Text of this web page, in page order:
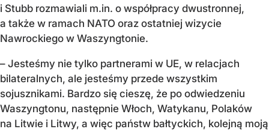
i Stubb rozmawiali m.in. o współpracy dwustronnej,
a także w ramach NATO oraz ostatniej wizycie
Nawrockiego w Waszyngtonie.
– Jesteśmy nie tylko partnerami w UE, w relacjach
bilateralnych, ale jesteśmy przede wszystkim
sojusznikami. Bardzo się cieszę, że po odwiedzeniu
Waszyngtonu, następnie Włoch, Watykanu, Polaków
na Litwie i Litwy, a więc państw bałtyckich, kolejną moją